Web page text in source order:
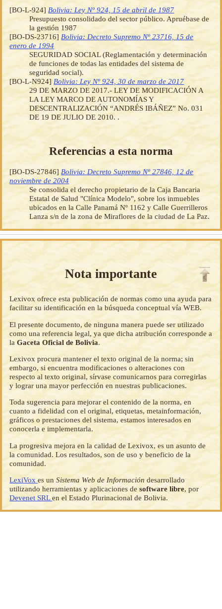
[BO-L-924] Bolivia: Ley Nº 924, 15 de abril de 1987
Presupuesto consolidado del sector público. Apruébase de
la gestión 1987
[BO-DS-23716] Bolivia: Decreto Supremo Nº 23716, 15 de
enero de 1994
SEGURIDAD SOCIAL (Reglamentación y determinación
de funciones de todas las entidades del sistema de
seguridad social).
[BO-L-N924] Bolivia: Ley Nº 924, 30 de marzo de 2017
29 DE MARZO DE 2017.- LEY DE MODIFICACIÓN A
LA LEY MARCO DE AUTONOMÍAS Y
DESCENTRALIZACIÓN “ANDRÉS IBÁÑEZ” No. 031
DE 19 DE JULIO DE 2010. .
Referencias a esta norma
[BO-DS-27846]Bolivia: Decreto Supremo Nº 27846, 12 de
noviembre de 2004
Se consolida el derecho propietario de la Caja Bancaria
Estatal de Salud "Clínica Modelo", sobre los inmuebles
ubicados en la Calle Panamá Nº 1162 y Calle Guerrilleros
Lanza s/n de la zona de Miraflores de la ciudad de La Paz.
Nota importante
Lexivox ofrece esta publicación de normas como una ayuda para
facilitar su identificación en la búsqueda conceptual vía WEB.
El presente documento, de ninguna manera puede ser utilizado
como una referencia legal, ya que dicha atribución corresponde a
laGaceta Oficial de Bolivia.
Lexivox procura mantener el texto original de la norma; sin
embargo, si encuentra modificaciones o alteraciones con
respecto al texto original, sírvase comunicarnos para corregirlas
y lograr una mayor perfección en nuestras publicaciones.
Toda sugerencia para mejorar el contenido de la norma, en
cuanto a fidelidad con el original, etiquetas, metainformación,
gráficos o prestaciones del sistema, estamos interesados en
conocerla e implementarla.
La progresiva mejora en la calidad de Lexivox, es un asunto de
la comunidad. Los resultados, son de uso y beneficio de la
comunidad.
LexiVoxes unSistema Web de Información desarrollado
utilizando herramientas y aplicaciones desoftware libre, por
Devenet SRLen el Estado Plurinacional de Bolivia.